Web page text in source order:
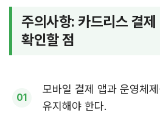
주의사항: 카드리스 결제
확인할 점
모바일 결제 앱과 운영체
유지해야 한다.